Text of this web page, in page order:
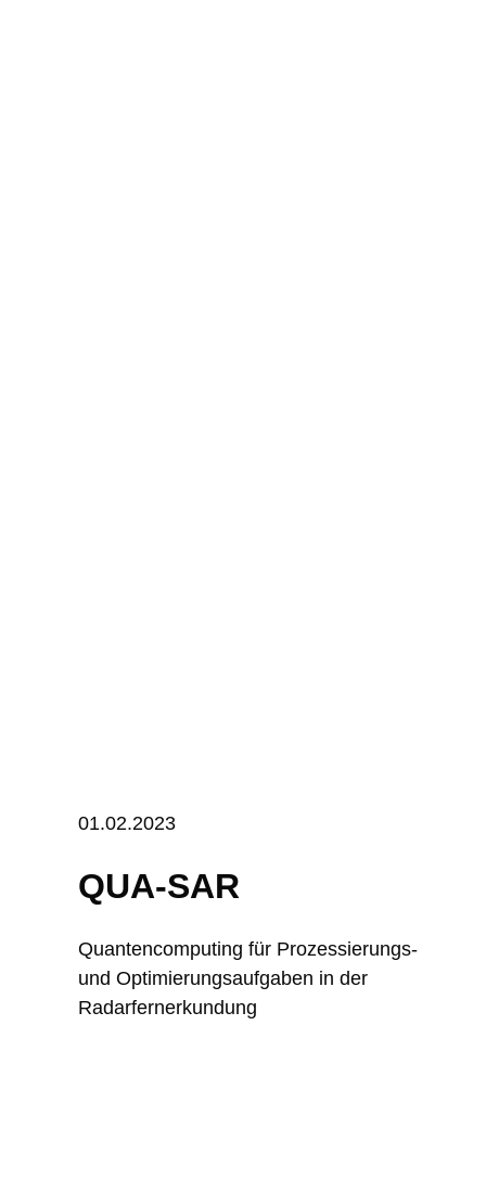
01.02.2023
QUA-SAR
Quantencomputing für Prozessierungs-
und Optimierungsaufgaben in der
Radarfernerkundung